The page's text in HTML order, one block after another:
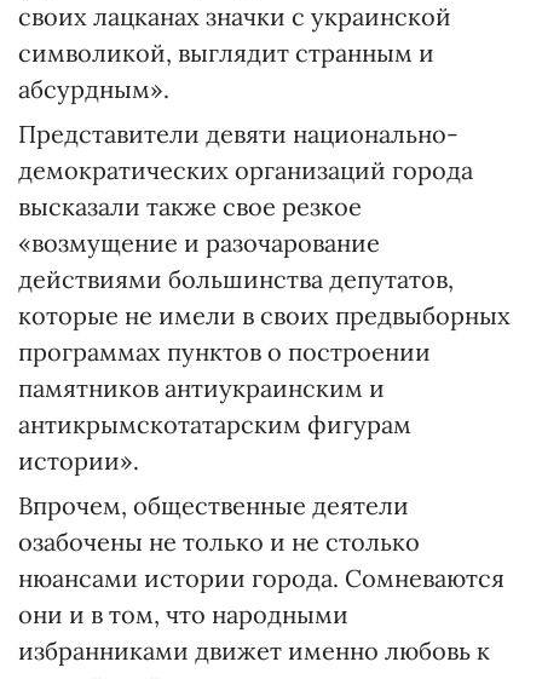
своих лацканах значки с украинской
символикой, выглядит странным и
абсурдным».
Представители девяти национально-
демократических организаций города
высказали также свое резкое
«возмущение и разочарование
действиями большинства депутатов,
которые не имели в своих предвыборных
программах пунктов о построении
памятников антиукраинским и
антикрымскотатарским фигурам
истории».
Впрочем, общественные деятели
озабочены не только и не столько
нюансами истории города. Сомневаются
они и в том, что народными
избранниками движет именно любовь к